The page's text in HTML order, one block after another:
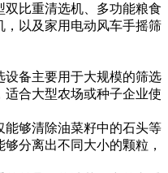
双比重清选机、多功能粮食
以及家用电动风车手摇筛
设备主要用于大规模的筛选
合大型农场或种子企业使
能够清除油菜籽中的石头等
分离出不同大小的颗粒，